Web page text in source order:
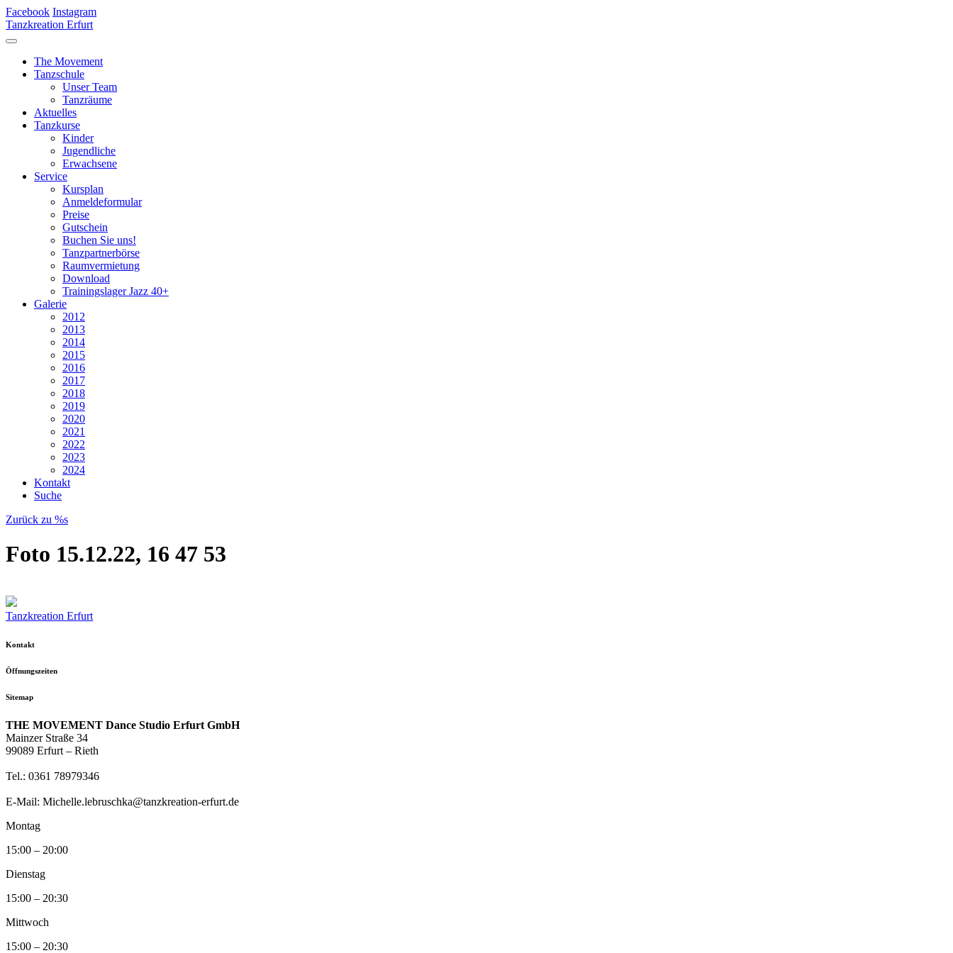
Facebook Instagram
Tanzkreation Erfurt
The Movement
Tanzschule
Unser Team
Tanzräume
Aktuelles
Tanzkurse
Kinder
Jugendliche
Erwachsene
Service
Kursplan
Anmeldeformular
Preise
Gutschein
Buchen Sie uns!
Tanzpartnerbörse
Raumvermietung
Download
Trainingslager Jazz 40+
Galerie
2012
2013
2014
2015
2016
2017
2018
2019
2020
2021
2022
2023
2024
Kontakt
Suche
Zurück zu %s
Foto 15.12.22, 16 47 53
Tanzkreation Erfurt
Kontakt
Öffnungszeiten
Sitemap
THE MOVEMENT Dance Studio Erfurt GmbH
Mainzer Straße 34
99089 Erfurt – Rieth
Tel.: 0361 78979346
E-Mail: Michelle.lebruschka@tanzkreation-erfurt.de
Montag
15:00 – 20:00
Dienstag
15:00 – 20:30
Mittwoch
15:00 – 20:30